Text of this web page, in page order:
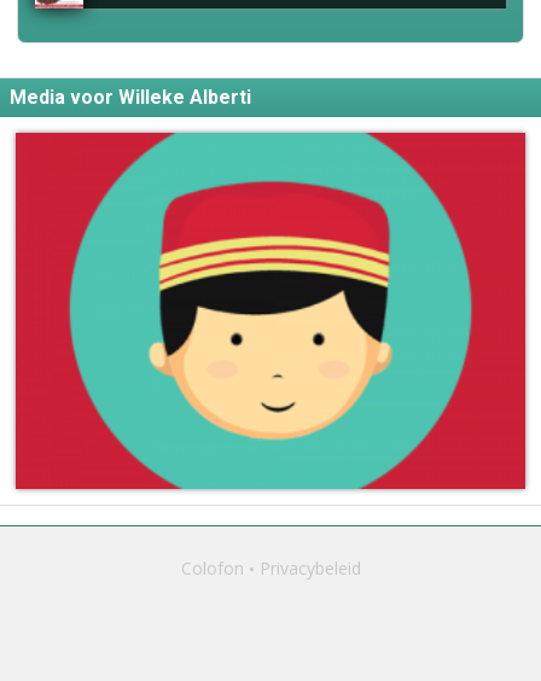
Media voor Willeke Alberti
Colofon Privacybeleid